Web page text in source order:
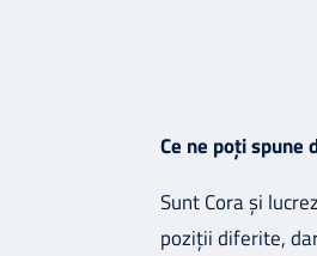
Ce ne poți spune
Sunt Cora și
poziții diferite,